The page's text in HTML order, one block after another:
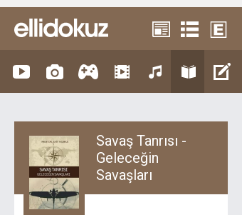
Savaş Tanrısı -
Geleceğin
Savaşları